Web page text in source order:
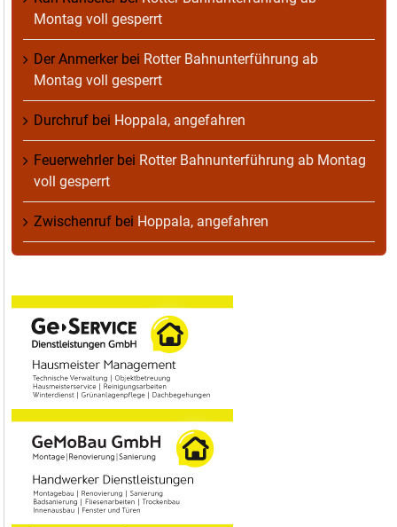
Montag voll gesperrt
Der Anmerkerbei Rotter Bahnunterführung ab
Montag voll gesperrt
Durchruf bei Hoppala, angefahren
Feuerwehrlerbei Rotter Bahnunterführung ab Montag
voll gesperrt
Zwischenruf bei Hoppala, angefahren